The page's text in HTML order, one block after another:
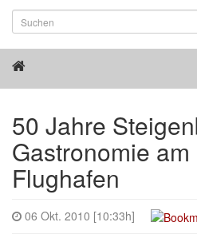
50 Jahre
Gastronomie
Flughafen
06 Okt. 2010 [10:33h]